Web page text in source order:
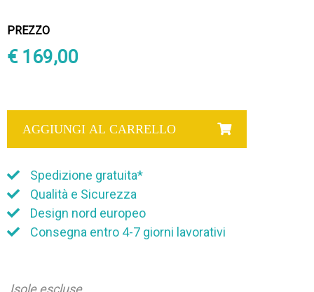
PREZZO
€ 169,00
AGGIUNGI AL CARRELLO
Spedizione gratuita*
Qualità e Sicurezza
Design nord europeo
Consegna entro 4-7 giorni lavorativi
Isole escluse